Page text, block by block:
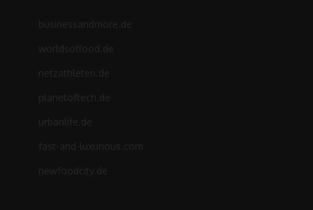
businessandmore.de
worldsoffood.de
netzathleten.de
planetoftech.de
urbanlife.de
fast-and-luxurious.com
newfoodcity.de